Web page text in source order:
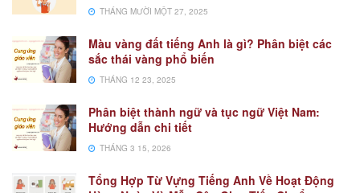
THÁNG MƯỜI MỘT 27, 2025
Màu vàng đất tiếng Anh là gì? Phân biệt các
sắc thái vàng phổ biến
THÁNG 12 23, 2025
Phân biệt thành ngữ và tục ngữ Việt Nam:
Hướng dẫn chi tiết
THÁNG 3 15, 2026
Tổng Hợp Từ Vựng Tiếng Anh Về Hoạt Động